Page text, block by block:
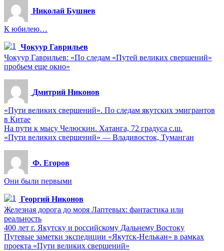
Николай Бушнев
К юбилею…
Чокуур Гаврильев
Чокуур Гаврильев: «По следам «Путей великих свершений»
пробьем еще окно»
Дмитрий Никонов
«Пути великих свершений». По следам якутских эмигрантов
в Китае
На пути к мысу Челюскин. Хатанга, 72 градуса с.ш.
«Пути великих свершений» — Владивосток, Туманган
Ф. Егоров
Они были первыми
Георгий Никонов
Железная дорога до моря Лаптевых: фантастика или
реальность
400 лет г. Якутску и российскому Дальнему Востоку
Путевые заметки экспедиции «Якутск-Нелькан» в рамках
проекта «Пути великих свершений»